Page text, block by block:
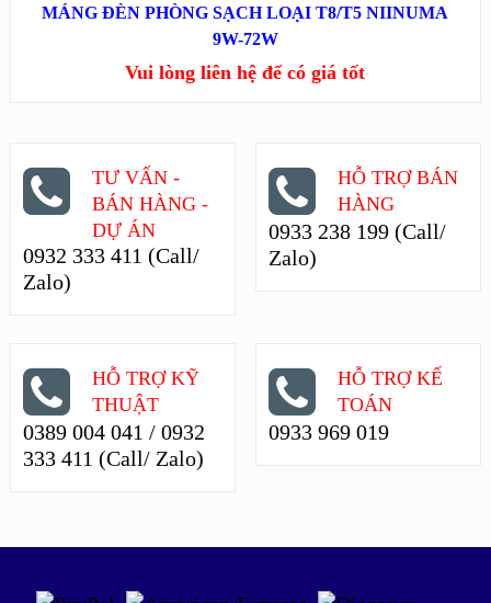
XEM NHANH
MÁNG ĐÈN PHÒNG SẠCH LOẠI T8/T5 NIINUMA
9W-72W
Vui lòng liên hệ để có giá tốt
TƯ VẤN -
BÁN HÀNG -
DỰ ÁN
0932 333 411 (Call/
Zalo)
HỖ TRỢ BÁN
HÀNG
0933 238 199 (Call/
Zalo)
HỖ TRỢ KỸ
THUẬT
0389 004 041 / 0932
333 411 (Call/ Zalo)
HỖ TRỢ KẾ
TOÁN
0933 969 019